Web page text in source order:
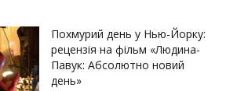
Похмурий день у Нью-Йорку:
рецензія на фільм «Людина-
Павук: Абсолютно новий
день»